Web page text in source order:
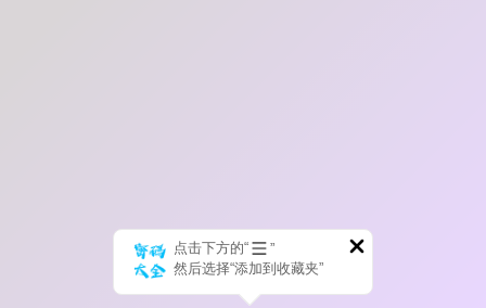
点击下方的“
”
然后选择“添加到收藏夹”